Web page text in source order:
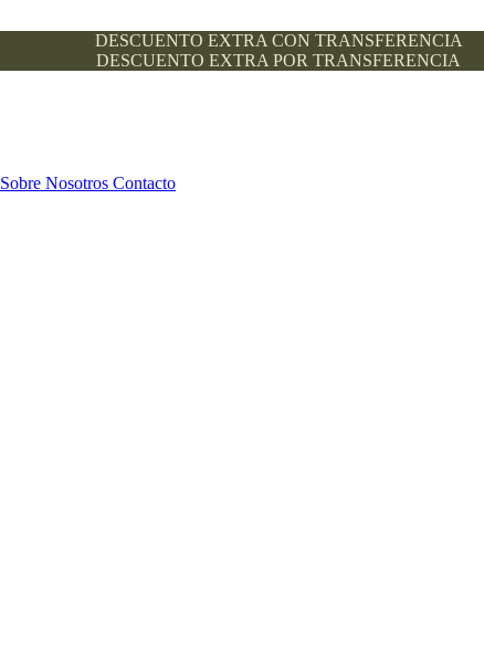
DESCUENTO EXTRA CON TRANSFERENCIA
DESCUENTO EXTRA POR TRANSFERENCIA
Sobre Nosotros Contacto